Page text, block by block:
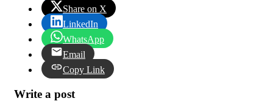
Share on X
LinkedIn
WhatsApp
Email
Copy Link
Write a post